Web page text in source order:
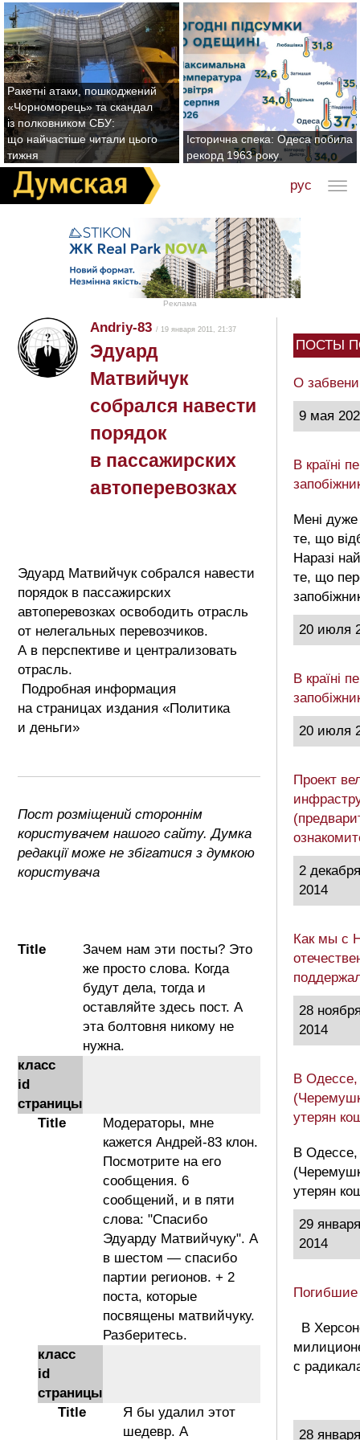
Ракетні атаки, пошкоджений
«Чорноморець» та скандал
із полковником СБУ:
що найчастіше читали цього
тижня
Історична спека: Одеса побила
рекорд 1963 року
рус
Реклама
Andriy-83 / 19 января 2011, 21:37
Эдуард
Матвийчук
собрался навести
порядок
в пассажирских
автоперевозках
Эдуард Матвийчук собрался навести
порядок в пассажирских
автоперевозках освободить отрасль
от нелегальных перевозчиков.
А в перспективе и централизовать
отрасль.
Подробная информация
на страницах издания «Политика
и деньги»
Пост розміщений стороннім
користувачем нашого сайту. Думка
редакції може не збігатися з думкою
користувача
Title
Зачем нам эти посты? Это
же просто слова. Когда
будут дела, тогда и
оставляйте здесь пост. А
эта болтовня никому не
нужна.
класс
id
страницы
Title
Модераторы, мне
кажется Андрей-83 клон.
Посмотрите на его
сообщения. 6
сообщений, и в пяти
слова: "Спасибо
Эдуарду Матвийчуку". А
в шестом — спасибо
партии регионов. + 2
поста, которые
посвящены матвийчуку.
Разберитесь.
класс
id
страницы
Title
Я бы удалил этот
шедевр. А
ПОСТЫ
О
9 мая
В країні
Мені
те, що
Наразі
те, що
20 июля
В країні
20 июля
Проект
2 декабря
2014
Как мы с
28
2014
В Одессе,
утерян
В Одессе,
утерян
29 января
2014
В
с
28 января